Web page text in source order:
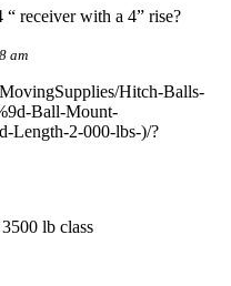
receiver with a 4” rise?
am
Hitch-Balls-
Ball-Mount-
Length-2-000-lbs-)/?
lb class